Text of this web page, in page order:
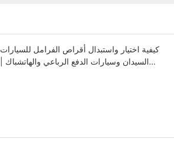
كيفية اختيار واستبدال أقراص الفرامل للسيارات
السيدان وسيارات الدفع الرباعي والهاتشباك |